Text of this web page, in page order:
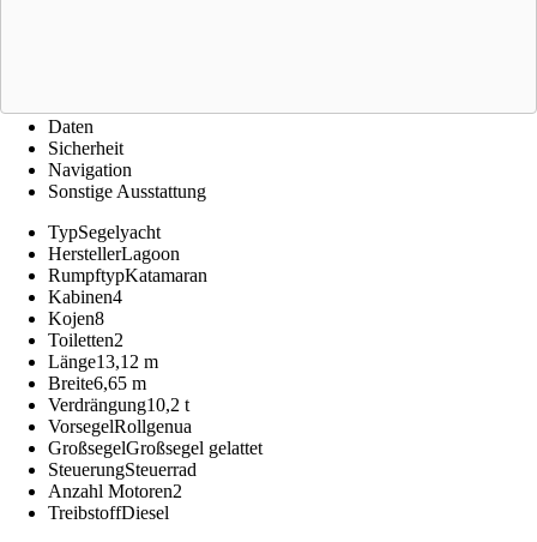
Daten
Sicherheit
Navigation
Sonstige Ausstattung
TypSegelyacht
HerstellerLagoon
RumpftypKatamaran
Kabinen4
Kojen8
Toiletten2
Länge13,12 m
Breite6,65 m
Verdrängung10,2 t
VorsegelRollgenua
GroßsegelGroßsegel gelattet
SteuerungSteuerrad
Anzahl Motoren2
TreibstoffDiesel